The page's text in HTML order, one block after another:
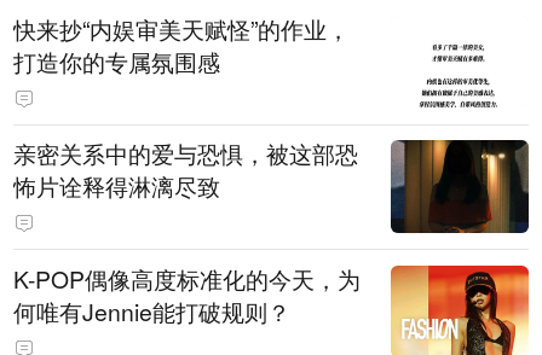
快来抄“内娱审美天赋怪”的作业，
打造你的专属氛围感
亲密关系中的爱与恐惧，被这部恐
怖片诠释得淋漓尽致
K-POP偶像高度标准化的今天，为
何唯有Jennie能打破规则？